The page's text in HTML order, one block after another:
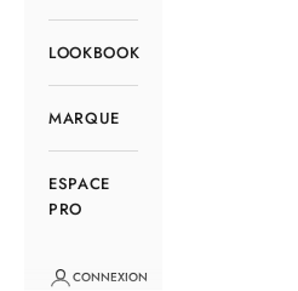
LOOKBOOK
MARQUE
ESPACE
PRO
CONNEXION